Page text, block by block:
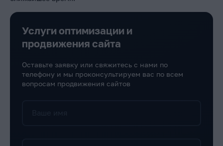
Услуги оптимизации и
продвижения сайта
Оставьте заявку или свяжитесь с нами по
телефону и мы проконсультируем вас по всем
вопросам продвижения сайтов